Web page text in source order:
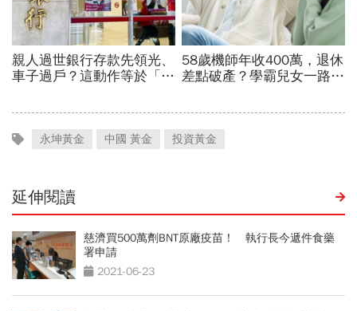
永坤黃金 中國 黃金 投資黃金
延伸閱讀
慈濟買500萬劑BNT原廠疫苗！ 執行長今遞件食藥
署申請
2021-06-23